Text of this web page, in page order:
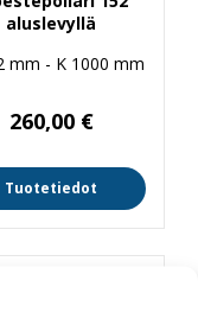
aluslevyllä
mm - K 1000 mm
260,00 €
Tuotetiedot